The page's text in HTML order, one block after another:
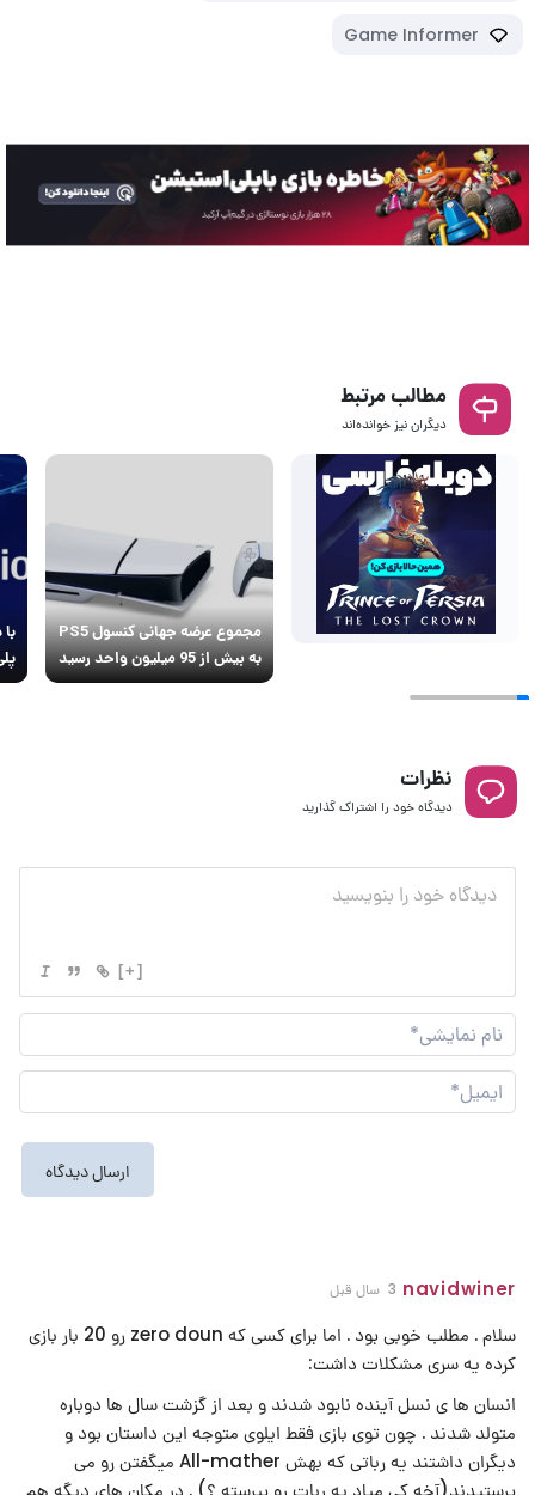
Game Informer
مطالب مرتبط
دیگران نیز خوانده‌اند
مجموع عرضه جهانی کنسول PS5
به بیش از 95 میلیون واحد رسید
نظرات
دیدگاه خود را اشتراک گذارید
[+]
نام
navidwiner 3 سال قبل
سلام . مطلب خوبی بود . اما برای کسی که zero doun رو 20 بار بازی
کرده یه سری مشکلات داشت:
انسان ها ی نسل آینده نابود شدند و بعد از گزشت سال ها دوباره
متولد شدند . چون توی بازی فقط ایلوی متوجه این داستان بود و
دیگران داشتند یه رباتی که بهش All-mather میگفتن رو می
پرستیدند(آخه کی میاد یه ربات رو بپرسته ؟) . در مکان های دیگه هم